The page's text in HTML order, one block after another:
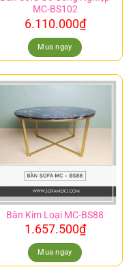
MC-BS102
6.110.000₫
Mua ngay
Bàn Kim Loại MC-BS88
1.657.500₫
Mua ngay